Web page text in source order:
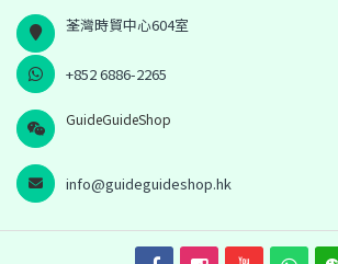
荃灣時貿中心604室
+852 6886-2265
GuideGuideShop
info@guideguideshop.hk